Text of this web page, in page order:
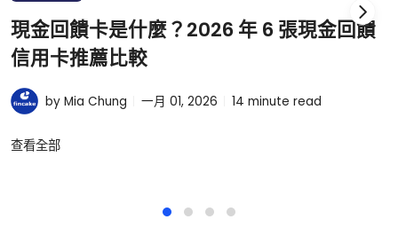
現金回饋卡是什麼？2026 年 6 張現金回饋
信用卡推薦比較
by Mia Chung 一月 01, 2026 14 minute read
查看全部